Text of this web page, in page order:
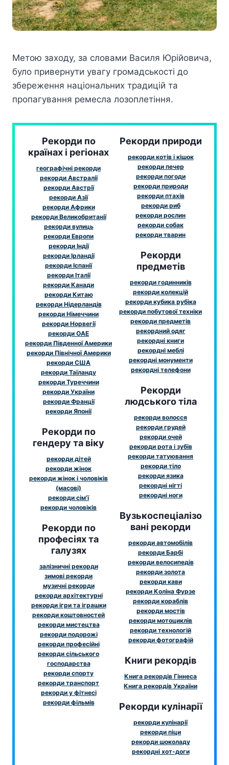
Метою заходу, за словами Василя Юрійовича,
було привернути увагу громадськості до
збереження національних традицій та
пропагування ремесла лозоплетіння.
Рекорди по
країнах і регіонах
географічні рекорди
рекорди Австралії
рекорди Австрії
рекорди Азії
рекорди Африки
рекорди Великобританії
рекорди вулиць
рекорди Европи
рекорди Індії
рекорди Ірландії
рекорди Іспанії
рекорди Італії
рекорди Канади
рекорди Китаю
рекорди Нідерландів
рекорди Німеччини
рекорди Норвегії
рекорди ОАЕ
рекорди Південної Америки
рекорди Північної Америки
рекорди США
рекорди Таїланду
рекорди Туреччини
рекорди України
рекорди Франції
рекорди Японії
Рекорди по
гендеру та віку
рекорди дітей
рекорди жінок
рекорди жінок і чоловіків
(масові)
рекорди сім'ї
рекорди чоловіків
Рекорди по
професіях та
галузях
залізничні рекорди
зимові рекорди
музичні рекорди
рекорди архітектурні
рекорди ігри та іграшки
рекорди коштовностей
рекорди мистецтва
рекорди подорожі
рекорди професійні
рекорди сільського
господарства
рекорди спорту
рекорди транспорт
рекорди у фітнесі
рекорди фільмів
Рекорди природи
рекорди котів і кішок
рекорди печер
рекорди погоди
рекорди природи
рекорди птахів
рекорди риб
рекорди рослин
рекорди собак
рекорди тварин
Рекорди
предметів
рекорди годинників
рекорди колекцій
рекорди кубика рубіка
рекорди побутової техніки
рекорди предметів
рекордний одяг
рекордні книги
рекордні меблі
рекордні монументи
рекордні телефони
Рекорди
людського тіла
рекорди волосся
рекорди грудей
рекорди очей
рекорди рота і зубів
рекорди татуювання
рекорди тіло
рекорди язика
рекордні нігті
рекордні ноги
Вузькоспеціалізо
вані рекорди
рекорди автомобілів
рекорди Барбі
рекорди велосипедів
рекорди золота
рекорди кави
рекорди Коліна Фурзе
рекорди кораблів
рекорди мостів
рекорди мотоциклів
рекорди технологій
рекорди фотографій
Книги рекордів
Книга рекордів Гіннеса
Книга рекордів України
Рекорди кулінарії
рекорди кулінарії
рекорди піци
рекорди шоколаду
рекордні хот-доги